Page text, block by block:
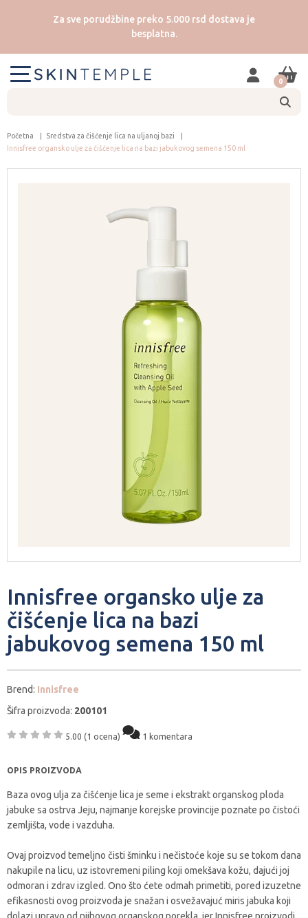
Za sve porudžbine preko 5.000 rsd dostava je
besplatna.
0
Početna
Sredstva za čišćenje lica na uljanoj bazi
Innisfree organsko ulje za čišćenje lica na bazi jabukovog semena 150 ml
Innisfree organsko ulje za
čišćenje lica na bazi
jabukovog semena 150 ml
Brend: Innisfree
Šifra proizvoda: 200101
5.00 (1 ocena) 1 komentara
OPIS PROIZVODA
Baza ovog ulja za čišćenje lica je seme i ekstrakt organskog ploda
jabuke sa ostrva Jeju, najmanje korejske provincije poznate po čistoći
zemljišta, vode i vazduha.
Ovaj proizvod temeljno čisti šminku i nečistoće koje su se tokom dana
nakupile na licu, uz istovremeni piling koji omekšava kožu, dajući joj
odmoran i zdrav izgled. Ono što ćete odmah primetiti, pored izuzetne
efikasnosti ovog proizvoda je snažan i osvežavajuć miris jabuka koji